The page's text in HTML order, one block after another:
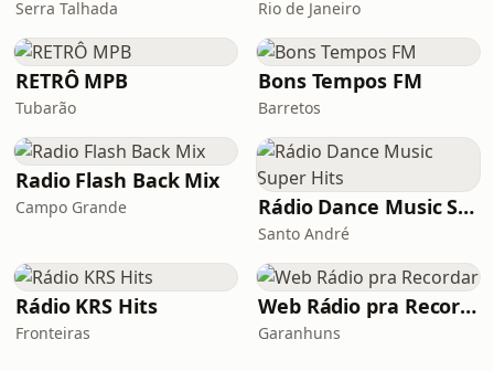
Serra Talhada Rio de Janeiro
RETRÔ MPB
Tubarão
Bons Tempos FM
Barretos
Radio Flash Back Mix
Campo Grande Rádio Dance Music Super Hits
Santo André
Rádio KRS Hits
Fronteiras
Web Rádio pra Recordar
Garanhuns